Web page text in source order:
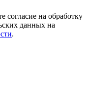
согласие на обработку
данных на
.